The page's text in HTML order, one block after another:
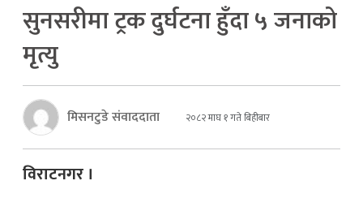
सुनसरीमा ट्रक दुर्घटना हुँदा ५ जनाको
मृत्यु
मिसनटुडे संवाददाता २०८२ माघ १ गते बिहीबार
विराटनगर ।